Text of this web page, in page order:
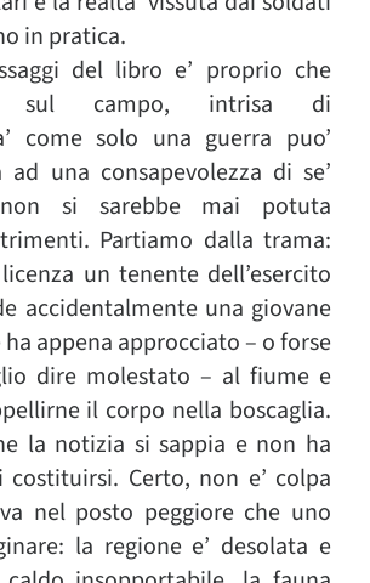
in pratica.
del libro e’ proprio che
sul campo, intrisa di
come solo una guerra puo’
ad una consapevolezza di se’
si sarebbe mai potuta
Partiamo dalla trama:
un tenente dell’esercito
accidentalmente una giovane
appena approcciato – o forse
dire molestato – al fiume e
il corpo nella boscaglia.
la notizia si sappia e non ha
Certo, non e’ colpa
nel posto peggiore che uno
la regione e’ desolata e